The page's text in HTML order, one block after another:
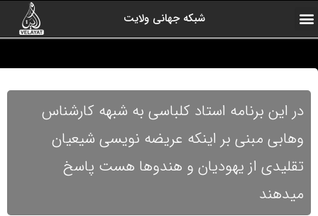
شبکه جهانی ولایت
در این برنامه استاد کلباسی به شبهه کارشناس
وهابی مبنی بر اینکه عریضه نویسی شیعیان
تقلیدی از یهودیان و هندوها هست پاسخ
میدهند